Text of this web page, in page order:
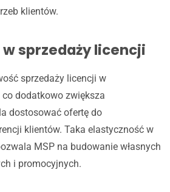
klientów.
sprzedaży licencji
sprzedaży licencji w
dodatkowo zwiększa
dostosować ofertę do
klientów. Taka elastyczność w
MSP na budowanie własnych
i promocyjnych.